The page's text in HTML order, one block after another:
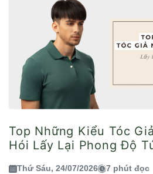
Top Những Kiểu Tóc
Hói Lấy Lại Phong Độ
Thứ Sáu, 24/07/2026 7 phút đọc